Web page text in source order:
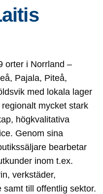
orter i Norrland –
Pajala, Piteå,
med lokala lager
mycket stark
högkvalitativa
Genom sina
bearbetar
inom t.ex.
verkstäder,
till offentlig sektor.